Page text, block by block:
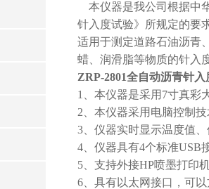
本仪器是我公司根据中
针入度试验》所规定的要
适用于测定道路石油沥青
蜡、润滑脂等物质的针入
ZRP-2801全自动沥青针入
1、本仪器是采用7寸真彩
2、本仪器采用电脑控制
3、仪器实时显示温度值
4、仪器具有4个标准USB
5、支持外接HP喷墨打印
6、具有以太网接口，可以